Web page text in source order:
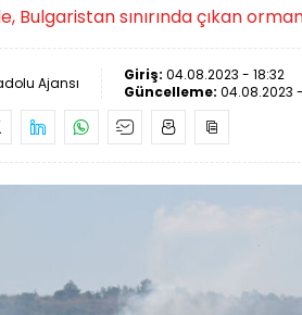
Bulgaristan sınırında çıkan
Ajansı Giriş: 04.08.2023 - 18:32
Güncelleme: 04.08.2023